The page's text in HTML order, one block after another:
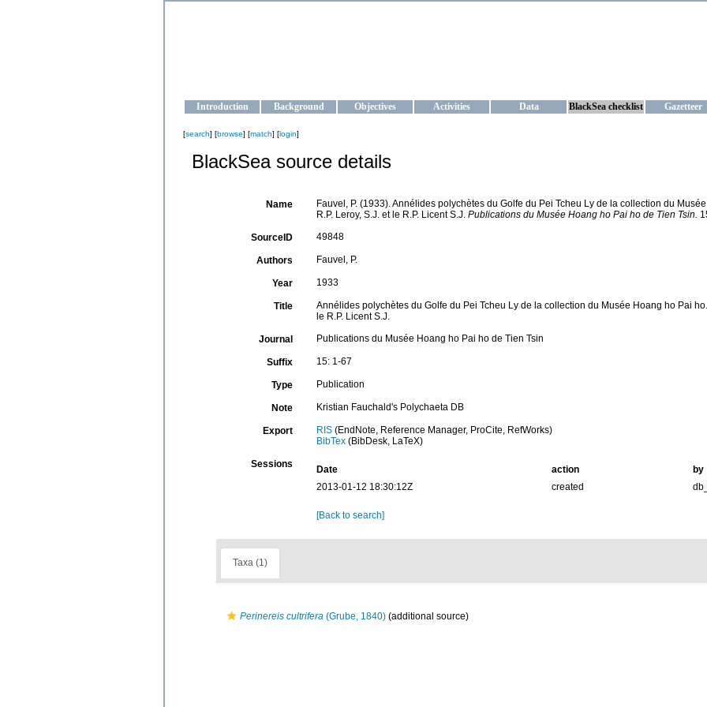
Introduction Background Objectives Activities Data BlackSea checklist Gazetteer
[search] [browse] [match] [login]
BlackSea source details
Name
Fauvel, P. (1933). Annélides polychètes du Golfe du Pei Tcheu Ly de la collection du
R.P. Leroy, S.J. et le R.P. Licent S.J. Publications du Musée Hoang ho Pai ho de Tien Tsin.
SourceID 49848
Authors Fauvel, P.
Year 1933
Title
Annélides polychètes du Golfe du Pei Tcheu Ly de la collection du Musée Hoang ho Pai
le R.P. Licent S.J.
Journal Publications du Musée Hoang ho Pai ho de Tien Tsin
Suffix 15: 1-67
Type Publication
Note Kristian Fauchald's Polychaeta DB
Export RIS(EndNote, Reference Manager, ProCite, RefWorks)
BibTex(BibDesk, LaTeX)
Sessions Date action
by
2013-01-12 18:30:12Z
created
[Back to search]
Taxa (1)
Perinereis cultrifera (Grube, 1840) (additional source)